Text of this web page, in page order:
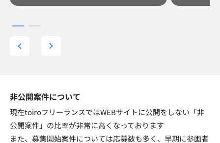
非公開案件について
現在toiroフリーランスではWEBサイトに公開をしない「非
公開案件」の比率が非常に高くなっております​
また、募集開始案件については応募数も多く、早期に参画者